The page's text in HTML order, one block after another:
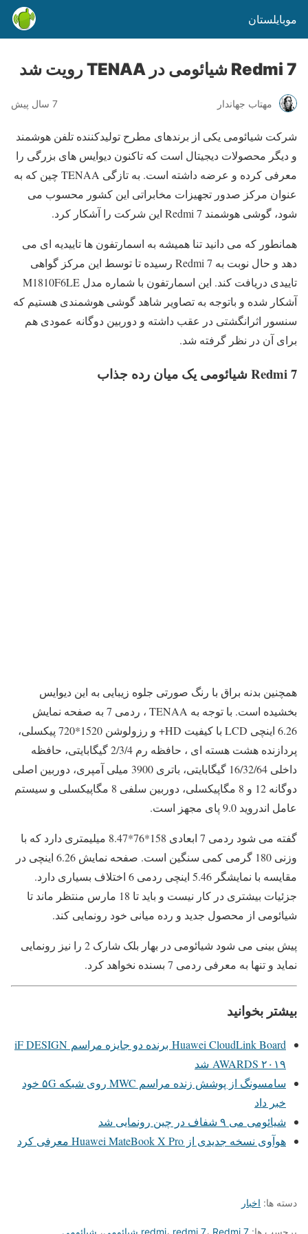
موبایلستان
Redmi 7 شیائومی در TENAA رویت شد
مهتاب جهاندار 7 سال پیش
شرکت شیائومی یکی از برندهای مطرح تولیدکننده تلفن هوشمند
و دیگر محصولات دیجیتال است که تاکنون دیوایس های بزرگی را
معرفی کرده و عرضه داشته است. به تازگی TENAA چین که به
عنوان مرکز صدور تجهیزات مخابراتی این کشور محسوب می
شود، گوشی هوشمند Redmi 7 این شرکت را آشکار کرد.
همانطور که می دانید تنا همیشه به اسمارتفون ها تاییدیه ای می
دهد و حال نوبت به Redmi 7 رسیده تا توسط این مرکز گواهی
تاییدی دریافت کند. این اسمارتفون با شماره مدل M1810F6LE
آشکار شده و باتوجه به تصاویر شاهد گوشی هوشمندی هستیم که
سنسور اثرانگشتی در عقب داشته و دوربین دوگانه عمودی هم
برای آن در نظر گرفته شد.
Redmi 7 شیائومی یک میان رده جذاب
همچنین بدنه براق با رنگ صورتی جلوه زیبایی به این دیوایس
بخشیده است. با توجه به TENAA ، ردمی 7 به صفحه نمایش
6.26 اینچی LCD با کیفیت HD+ و رزولوشن 1520*720 پیکسلی،
پردازنده هشت هسته ای ، حافظه رم 2/3/4 گیگابایتی، حافظه
داخلی 16/32/64 گیگابایتی، باتری 3900 میلی آمپری، دوربین اصلی
دوگانه 12 و 8 مگاپیکسلی، دوربین سلفی 8 مگاپیکسلی و سیستم
عامل اندروید 9.0 پای مجهز است.
گفته می شود ردمی 7 ابعادی 158*76*8.47 میلیمتری دارد که با
وزنی 180 گرمی کمی سنگین است. صفحه نمایش 6.26 اینچی در
مقایسه با نمایشگر 5.46 اینچی ردمی 6 اختلاف بسیاری دارد.
جزئیات بیشتری در کار نیست و باید تا 18 مارس منتظر ماند تا
شیائومی از محصول جدید و رده میانی خود رونمایی کند.
پیش بینی می شود شیائومی در بهار بلک شارک 2 را نیز رونمایی
نماید و تنها به معرفی ردمی 7 بسنده نخواهد کرد.
بیشتر بخوانید
Huawei CloudLink Board برنده دو جایزه مراسم iF DESIGN
AWARDS ۲۰۱۹ شد
سامسونگ از پوشش زنده مراسم MWC روی شبکه ۵G خود
خبر داد
شیائومی می ۹ شفاف در چین رونمایی شد
هوآوی نسخه جدیدی از Huawei MateBook X Pro معرفی کرد
دسته ها: اخبار
برچسب ها: redmi، redmi 7، Redmi 7 شیائومی ، شیائومی